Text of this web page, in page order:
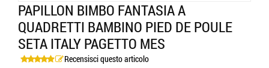
PAPILLON BIMBO FANTASIA A
QUADRETTI BAMBINO PIED DE POULE
SETA ITALY PAGETTO MES
Recensisci questo articolo